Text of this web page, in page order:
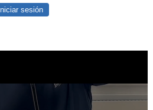
Iniciar sesión